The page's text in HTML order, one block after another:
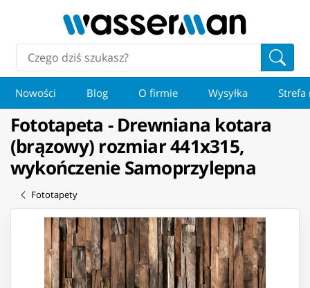
Nowości Blog O firmie Wysyłka Strefa
Fototapeta - Drewniana kotara
(brązowy) rozmiar 441x315,
wykończenie Samoprzylepna
Fototapety